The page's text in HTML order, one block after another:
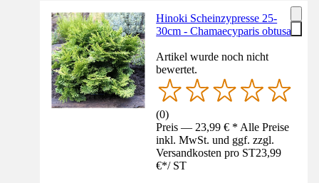
Hinoki Scheinzypresse 25-
30cm - Chamaecyparis obtusa
Artikel wurde noch nicht
bewertet.
(0)
Preis — 23,99 € * Alle Preise
inkl. MwSt. und ggf. zzgl.
Versandkosten pro ST23,99
€*/ ST